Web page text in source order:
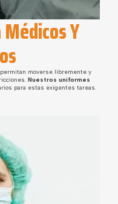
Y
moverse libremente y
Nuestros uniformes
para estas exigentes tareas.